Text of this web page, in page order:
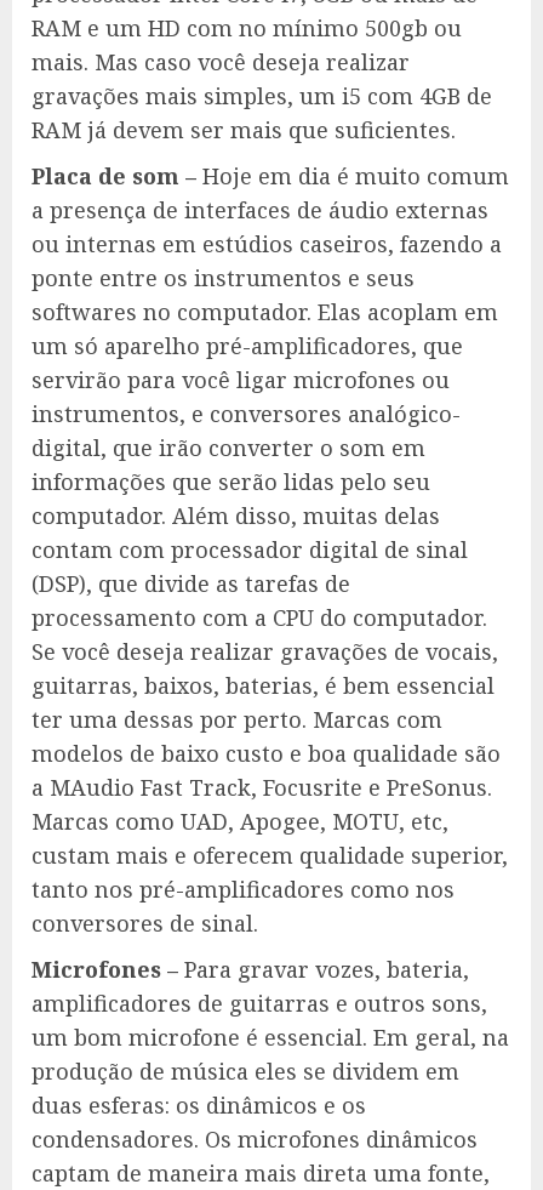
RAM e um HD com no mínimo 500gb ou
mais. Mas caso você deseja realizar
gravações mais simples, um i5 com 4GB de
RAM já devem ser mais que suficientes.
Placa de som – Hoje em dia é muito comum
a presença de interfaces de áudio externas
ou internas em estúdios caseiros, fazendo a
ponte entre os instrumentos e seus
softwares no computador. Elas acoplam em
um só aparelho pré-amplificadores, que
servirão para você ligar microfones ou
instrumentos, e conversores analógico-
digital, que irão converter o som em
informações que serão lidas pelo seu
computador. Além disso, muitas delas
contam com processador digital de sinal
(DSP), que divide as tarefas de
processamento com a CPU do computador.
Se você deseja realizar gravações de vocais,
guitarras, baixos, baterias, é bem essencial
ter uma dessas por perto. Marcas com
modelos de baixo custo e boa qualidade são
a MAudio Fast Track, Focusrite e PreSonus.
Marcas como UAD, Apogee, MOTU, etc,
custam mais e oferecem qualidade superior,
tanto nos pré-amplificadores como nos
conversores de sinal.
Microfones – Para gravar vozes, bateria,
amplificadores de guitarras e outros sons,
um bom microfone é essencial. Em geral, na
produção de música eles se dividem em
duas esferas: os dinâmicos e os
condensadores. Os microfones dinâmicos
captam de maneira mais direta uma fonte,